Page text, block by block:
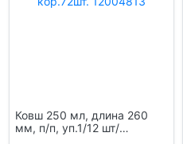
Ковш 250 мл, длина 260
мм, п/п, уп.1/12 шт/